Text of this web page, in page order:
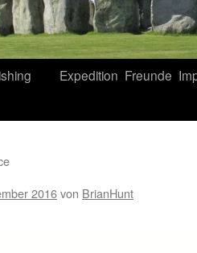
Expedition Freunde
2016von BrianHunt